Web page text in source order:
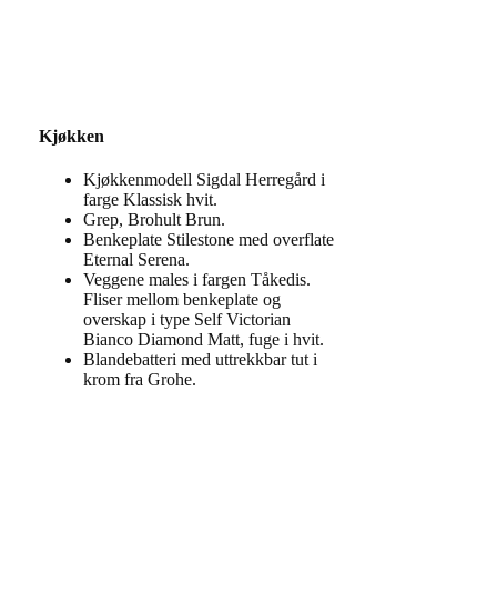
Kjøkken
Kjøkkenmodell Sigdal Herregård i
farge Klassisk hvit.
Grep, Brohult Brun.
Benkeplate Stilestone med overflate
Eternal Serena.
Veggene males i fargen Tåkedis.
Fliser mellom benkeplate og
overskap i type Self Victorian
Bianco Diamond Matt, fuge i hvit.
Blandebatteri med uttrekkbar tut i
krom fra Grohe.